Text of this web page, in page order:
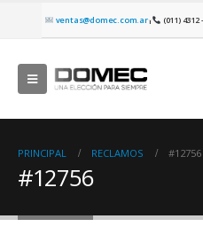
ventas@domec.com.ar| (011) 4312
PRINCIPAL RECLAMOS #12756
#12756